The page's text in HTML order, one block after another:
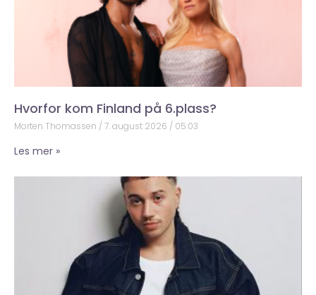
Hvorfor kom Finland på 6.plass?
Morten Thomassen 7. august 2026 05:03
Les mer »